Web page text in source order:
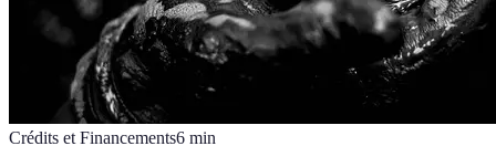
Crédits et Financements6 min